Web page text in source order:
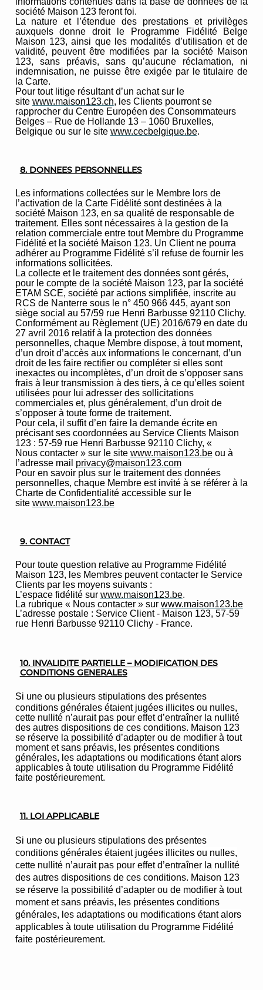
société Maison 123 feront foi.
La nature et l’étendue des prestations et privilèges
auxquels donne droit le Programme Fidélité Belge
Maison 123, ainsi que les modalités d’utilisation et de
validité, peuvent être modifiées par la société Maison
123, sans préavis, sans qu’aucune réclamation, ni
indemnisation, ne puisse être exigée par le titulaire de
la Carte.
Pour tout litige résultant d’un achat sur le
site www.maison123.ch, les Clients pourront se
rapprocher du Centre Européen des Consommateurs
Belges – Rue de Hollande 13 – 1060 Bruxelles,
Belgique ou sur le site www.cecbelgique.be.
8. DONNEES PERSONNELLES
Les informations collectées sur le Membre lors de
l’activation de la Carte Fidélité sont destinées à la
société Maison 123, en sa qualité de responsable de
traitement. Elles sont nécessaires à la gestion de la
relation commerciale entre tout Membre du Programme
Fidélité et la société Maison 123. Un Client ne pourra
adhérer au Programme Fidélité s’il refuse de fournir les
informations sollicitées.
La collecte et le traitement des données sont gérés,
pour le compte de la société Maison 123, par la société
ETAM SCE, société par actions simplifiée, inscrite au
RCS de Nanterre sous le n° 450 966 445, ayant son
siège social au 57/59 rue Henri Barbusse 92110 Clichy.
Conformément au Règlement (UE) 2016/679 en date du
27 avril 2016 relatif à la protection des données
personnelles, chaque Membre dispose, à tout moment,
d’un droit d’accès aux informations le concernant, d’un
droit de les faire rectifier ou compléter si elles sont
inexactes ou incomplètes, d’un droit de s’opposer sans
frais à leur transmission à des tiers, à ce qu’elles soient
utilisées pour lui adresser des sollicitations
commerciales et, plus généralement, d’un droit de
s’opposer à toute forme de traitement.
Pour cela, il suffit d’en faire la demande écrite en
précisant ses coordonnées au Service Clients Maison
123 : 57-59 rue Henri Barbusse 92110 Clichy, «
Nous contacter » sur le site www.maison123.beou à
l’adresse mail privacy@maison123.com
Pour en savoir plus sur le traitement des données
personnelles, chaque Membre est invité à se référer à la
Charte de Confidentialité accessible sur le
site www.maison123.be
9. CONTACT
Pour toute question relative au Programme Fidélité
Maison 123, les Membres peuvent contacter le Service
Clients par les moyens suivants :
L’espace fidélité sur www.maison123.be.
La rubrique « Nous contacter » sur www.maison123.be
L’adresse postale : Service Client - Maison 123, 57-59
rue Henri Barbusse 92110 Clichy - France.
10. INVALIDITE PARTIELLE – MODIFICATION DES
CONDITIONS GENERALES
Si une ou plusieurs stipulations des présentes
conditions générales étaient jugées illicites ou nulles,
cette nullité n’aurait pas pour effet d’entraîner la nullité
des autres dispositions de ces conditions. Maison 123
se réserve la possibilité d’adapter ou de modifier à tout
moment et sans préavis, les présentes conditions
générales, les adaptations ou modifications étant alors
applicables à toute utilisation du Programme Fidélité
faite postérieurement.
11. LOI APPLICABLE
Si une ou plusieurs stipulations des présentes
conditions générales étaient jugées illicites ou nulles,
cette nullité n’aurait pas pour effet d’entraîner la nullité
des autres dispositions de ces conditions. Maison 123
se réserve la possibilité d’adapter ou de modifier à tout
moment et sans préavis, les présentes conditions
générales, les adaptations ou modifications étant alors
applicables à toute utilisation du Programme Fidélité
faite postérieurement.